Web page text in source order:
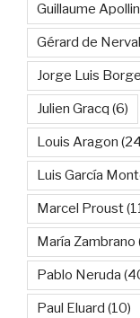
Guillaume
Gérard de Nerval
Jorge Luis
Julien Gracq (6)
Louis Aragon
Luis García
Marcel Proust
María Zambrano
Pablo Neruda
Paul Eluard (10)